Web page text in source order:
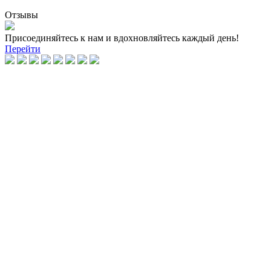
Отзывы
Присоединяйтесь к нам и вдохновляйтесь каждый день!
Перейти